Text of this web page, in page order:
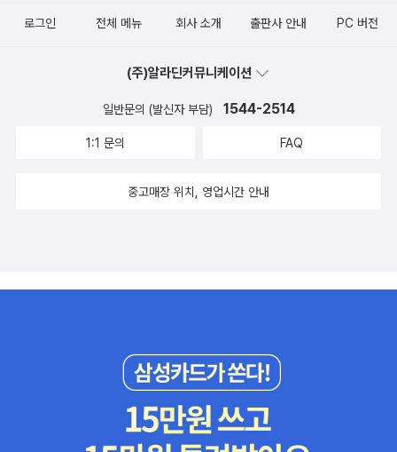
로그인 전체 메뉴 회사 소개 출판사 안내 PC 버전
(주)알라딘커뮤니케이션
일반문의 (발신자 부담) 1544-2514
1:1 문의 FAQ
중고매장 위치, 영업시간 안내